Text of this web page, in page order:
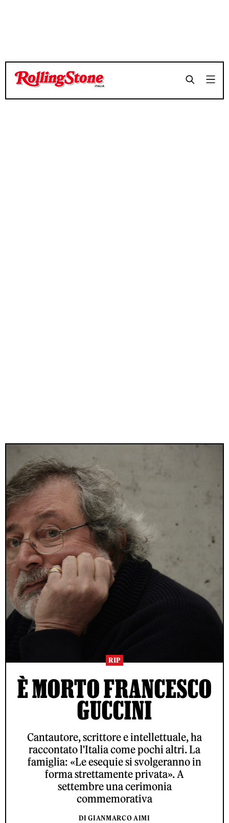
RIP
È MORTO FRANCESCO
GUCCINI
Cantautore, scrittore e intellettuale, ha
raccontato l'Italia come pochi altri. La
famiglia: «Le esequie si svolgeranno in
forma strettamente privata». A
settembre una cerimonia
commemorativa
DI GIANMARCO AIMI